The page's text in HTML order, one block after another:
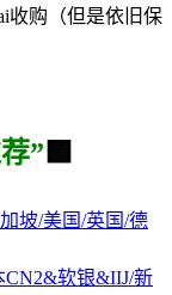
收购（但是依旧保
” 🟩
坡/美国/英国/德
CN2&软银&IIJ/新